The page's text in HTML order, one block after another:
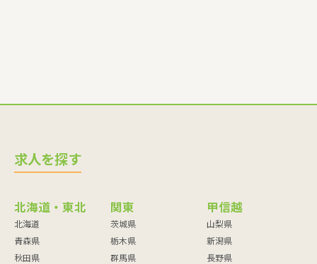
求人を探す
北海道・東北
北海道
青森県
秋田県
関東
茨城県
栃木県
群馬県
甲信越
山梨県
新潟県
長野県